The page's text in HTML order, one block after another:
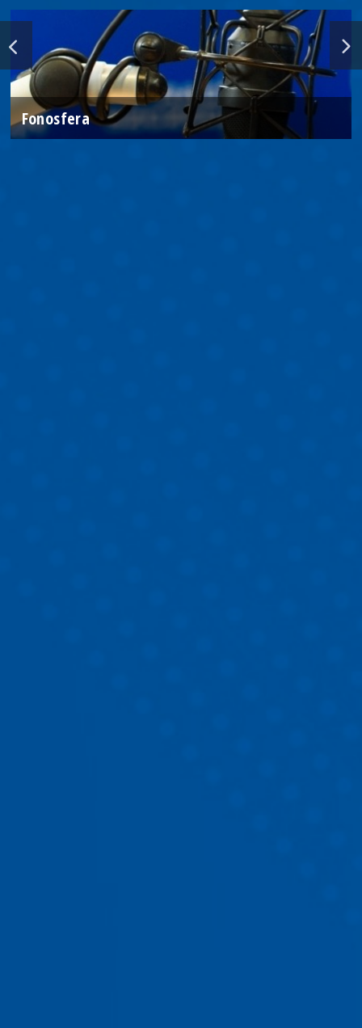
Fonosfera